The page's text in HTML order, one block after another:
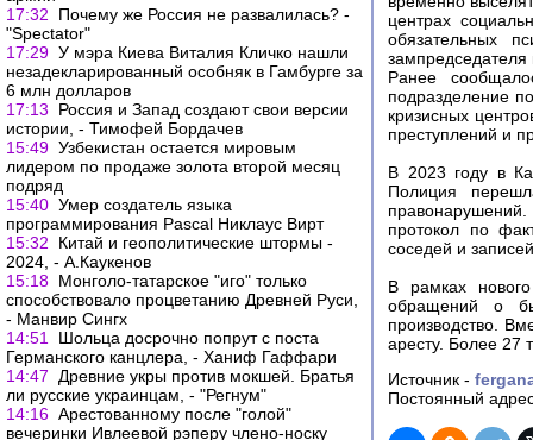
17:32
Почему же Россия не развалилась? -
"Spectator"
17:29 У мэра Киева Виталия Кличко нашли
незадекларированный особняк в Гамбурге за
6 млн долларов
17:13
Россия и Запад создают свои версии
истории, - Тимофей Бордачев
15:49 Узбекистан остается мировым
лидером по продаже золота второй месяц
подряд
15:40 Умер создатель языка
программирования Pascal Никлаус Вирт
15:32
Китай и геополитические штормы -
2024, - А.Каукенов
15:18 Монголо-татарское "иго" только
способствовало процветанию Древней Руси,
- Манвир Сингх
14:51
Шольца досрочно попрут с поста
Германского канцлера, - Ханиф Гаффари
14:47
Древние укры против мокшей. Братья
ли русские украинцам, - "Регнум"
14:16 Арестованному после "голой"
вечеринки Ивлеевой рэперу члено-носку
центрах
обязательных
зампредседателя
Ранее
подразделение
кризисных
преступлений и
В 2023 году в
Полиция
протокол по
соседей и
В рамках
обращений о
производство.
аресту. Более 27
Источник -
Постоянный